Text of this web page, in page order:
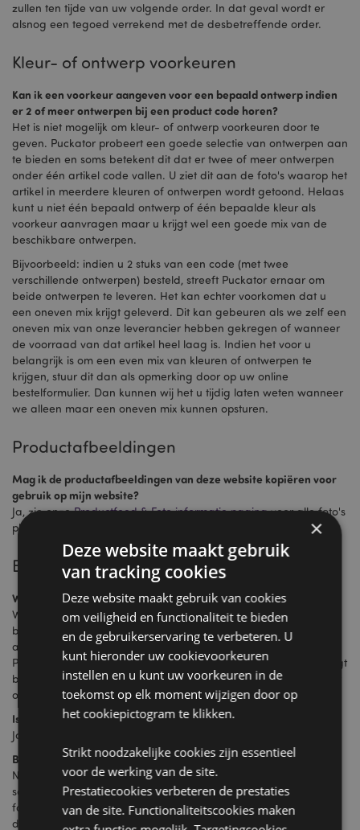
zullen ten tijde van uw volgende order. In dat geval wordt er
alsnog een tegoed verrekend met de desbetreffende order.
Kleur- of ontwerp voorkeuren
Kan ik een voorkeur aangeven voor een bepaald ontwerp indien
er 2 of meer ontwerpen bij een product code horen?
Het is niet mogelijk om kleur- of ontwerp voorkeuren door te
geven. Puckator probeert een goede selectie van ontwerpen aan
te bieden en soms betekent dit dat er twee of meer ontwerpen
onder één artikel code vallen. U ziet dit aan de foto's waarop het
artikel in meerdere kleuren of ontwerpen wordt getoond. Helaas
kunt u niet één bepaald ontwerp of één bepaalde kleur als
voorkeur aanvragen maar u krijgt wel een goede mix van de
beschikbare ontwerpen.
Bijvoorbeeld: indien u 2 stuks van een code (met twee
verschillende ontwerpen) besteld, streeft Puckator ernaar om
beide ontwerpen te leveren. Het kan echter voorkomen dat u
een oneven mix krijgt geleverd. Dit kan gebeuren als we zelf een
oneven mix van onze leverancier hebben gekregen of wanneer
de voorraad van dat artikel heel laag is. Indien het voor u
belangrijk is om een even mix van kleuren of ontwerpen te
krijgen, stuur dit dan als opmerking door op uw online
bestelformulier. Dan kunnen wij het u tijdig laten weten wanneer
we alleen maar een oneven mix kunnen opsturen.
Productafbeeldingen
Mag ik de productafbeeldingen van deze website kopiëren voor
gebruik op mijn website?
Ja, zie onzeProductfeed & Foto informatie paginavoor alle foto's
plus informatie over onze product datafeed.
Betalen
Welke betaalmethoden worden geaccepteerd?
Wij accepteren alle bekende credit cards (wanneer u snel wilt
bestellen is betaling met een credit card de beste methode). Wij
accepteren ook bankoverschrijvingen en PayPal betalingen.
Puckator werkt met vooruitbetaling. Indien er geen betaling volgt
binnen 30 dagen, zal de bestelling worden geannuleerd om het
ordersysteem 'clean' te houden.
Is mijn geld veilig?
Ja, onze website en ons betalingssysteem zijn 100% veilig.
Betalen met bankoverschrijving
Naast de geautomatiseerde orderbevestiging, ontvangt u per
separate email een proforma factuur ter betaling. De proforma
factuur wordt over het algemeen binnen 1 werkdag aan het
door u opgegeven klant-emailadres toegestuurd (m.u.v. het
×
Deze website maakt gebruik
van tracking cookies
Deze website maakt gebruik van cookies
om veiligheid en functionaliteit te bieden
en de gebruikerservaring te verbeteren. U
kunt hieronder uw cookievoorkeuren
instellen en u kunt uw voorkeuren in de
toekomst op elk moment wijzigen door op
het cookiepictogram te klikken.
Strikt noodzakelijke cookies zijn essentieel
voor de werking van de site.
Prestatiecookies verbeteren de prestaties
van de site. Functionaliteitscookies maken